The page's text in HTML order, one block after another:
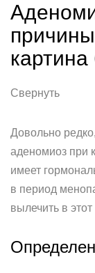
картина
Свернуть
Довольно
аденомиоз при
имеет
в период
вылечить в